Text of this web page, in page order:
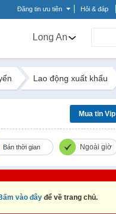
Đăng tin ưu tiên Hỏi & đáp
Long An
Lao động xuất khẩu
Mua tin Vip
Bán thời gian Ngoài giờ
vào đây để về trang chủ.